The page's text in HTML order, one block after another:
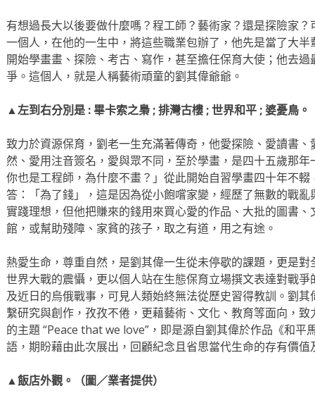
有想過長大以後要做什麼嗎？程工師？藝術家？還是探險家
一個人，在他的一生中，將這些職業包辦了，他先是當了大
開始學畫畫、探險、考古、寫作，甚至擔任保育大使；他去
爭。這個人，就是人稱藝術頑童的劉其偉爺爺。
▲左到右分別是 : 畢卡索之梟 ; 排灣古樓 ; 世界和平 ; 婆憂鳥。
致力於資源保育，劉老一生充滿著傳奇，他愛探險、愛讀書
然、愛用注音簽名，愛與眾不同，至於學畫，是四十五歲那
你也是工程師，為什麼不畫？」從此開始自習學畫四十年不
答：「為了錢」，這是因為從小飽嚐家變，經歷了無數的戰
實踐理想，但他把賺來的錢用來買心愛的作品、大批的圖書
館，或幫助殘障、家貧的孩子，取之有道，用之有途。
熱愛生命，尊重自然，是劉其偉一生從未停歇的課題，更是
世界大戰的震懾，更以個人站在生態保育立場撰文表達對戰
及近日的烏俄戰事，可見人類始終無法從歷史習得教訓。劉
繫研究與創作，孜孜不倦，更藉藝術、文化、教育等面向，
的主題 “Peace that we love”，即是源自劉其偉於作品《和平
語，期盼藉由此次展出，回顧紀念且省思當代生命的存有價值
▲飯店外觀。（圖／業者提供）